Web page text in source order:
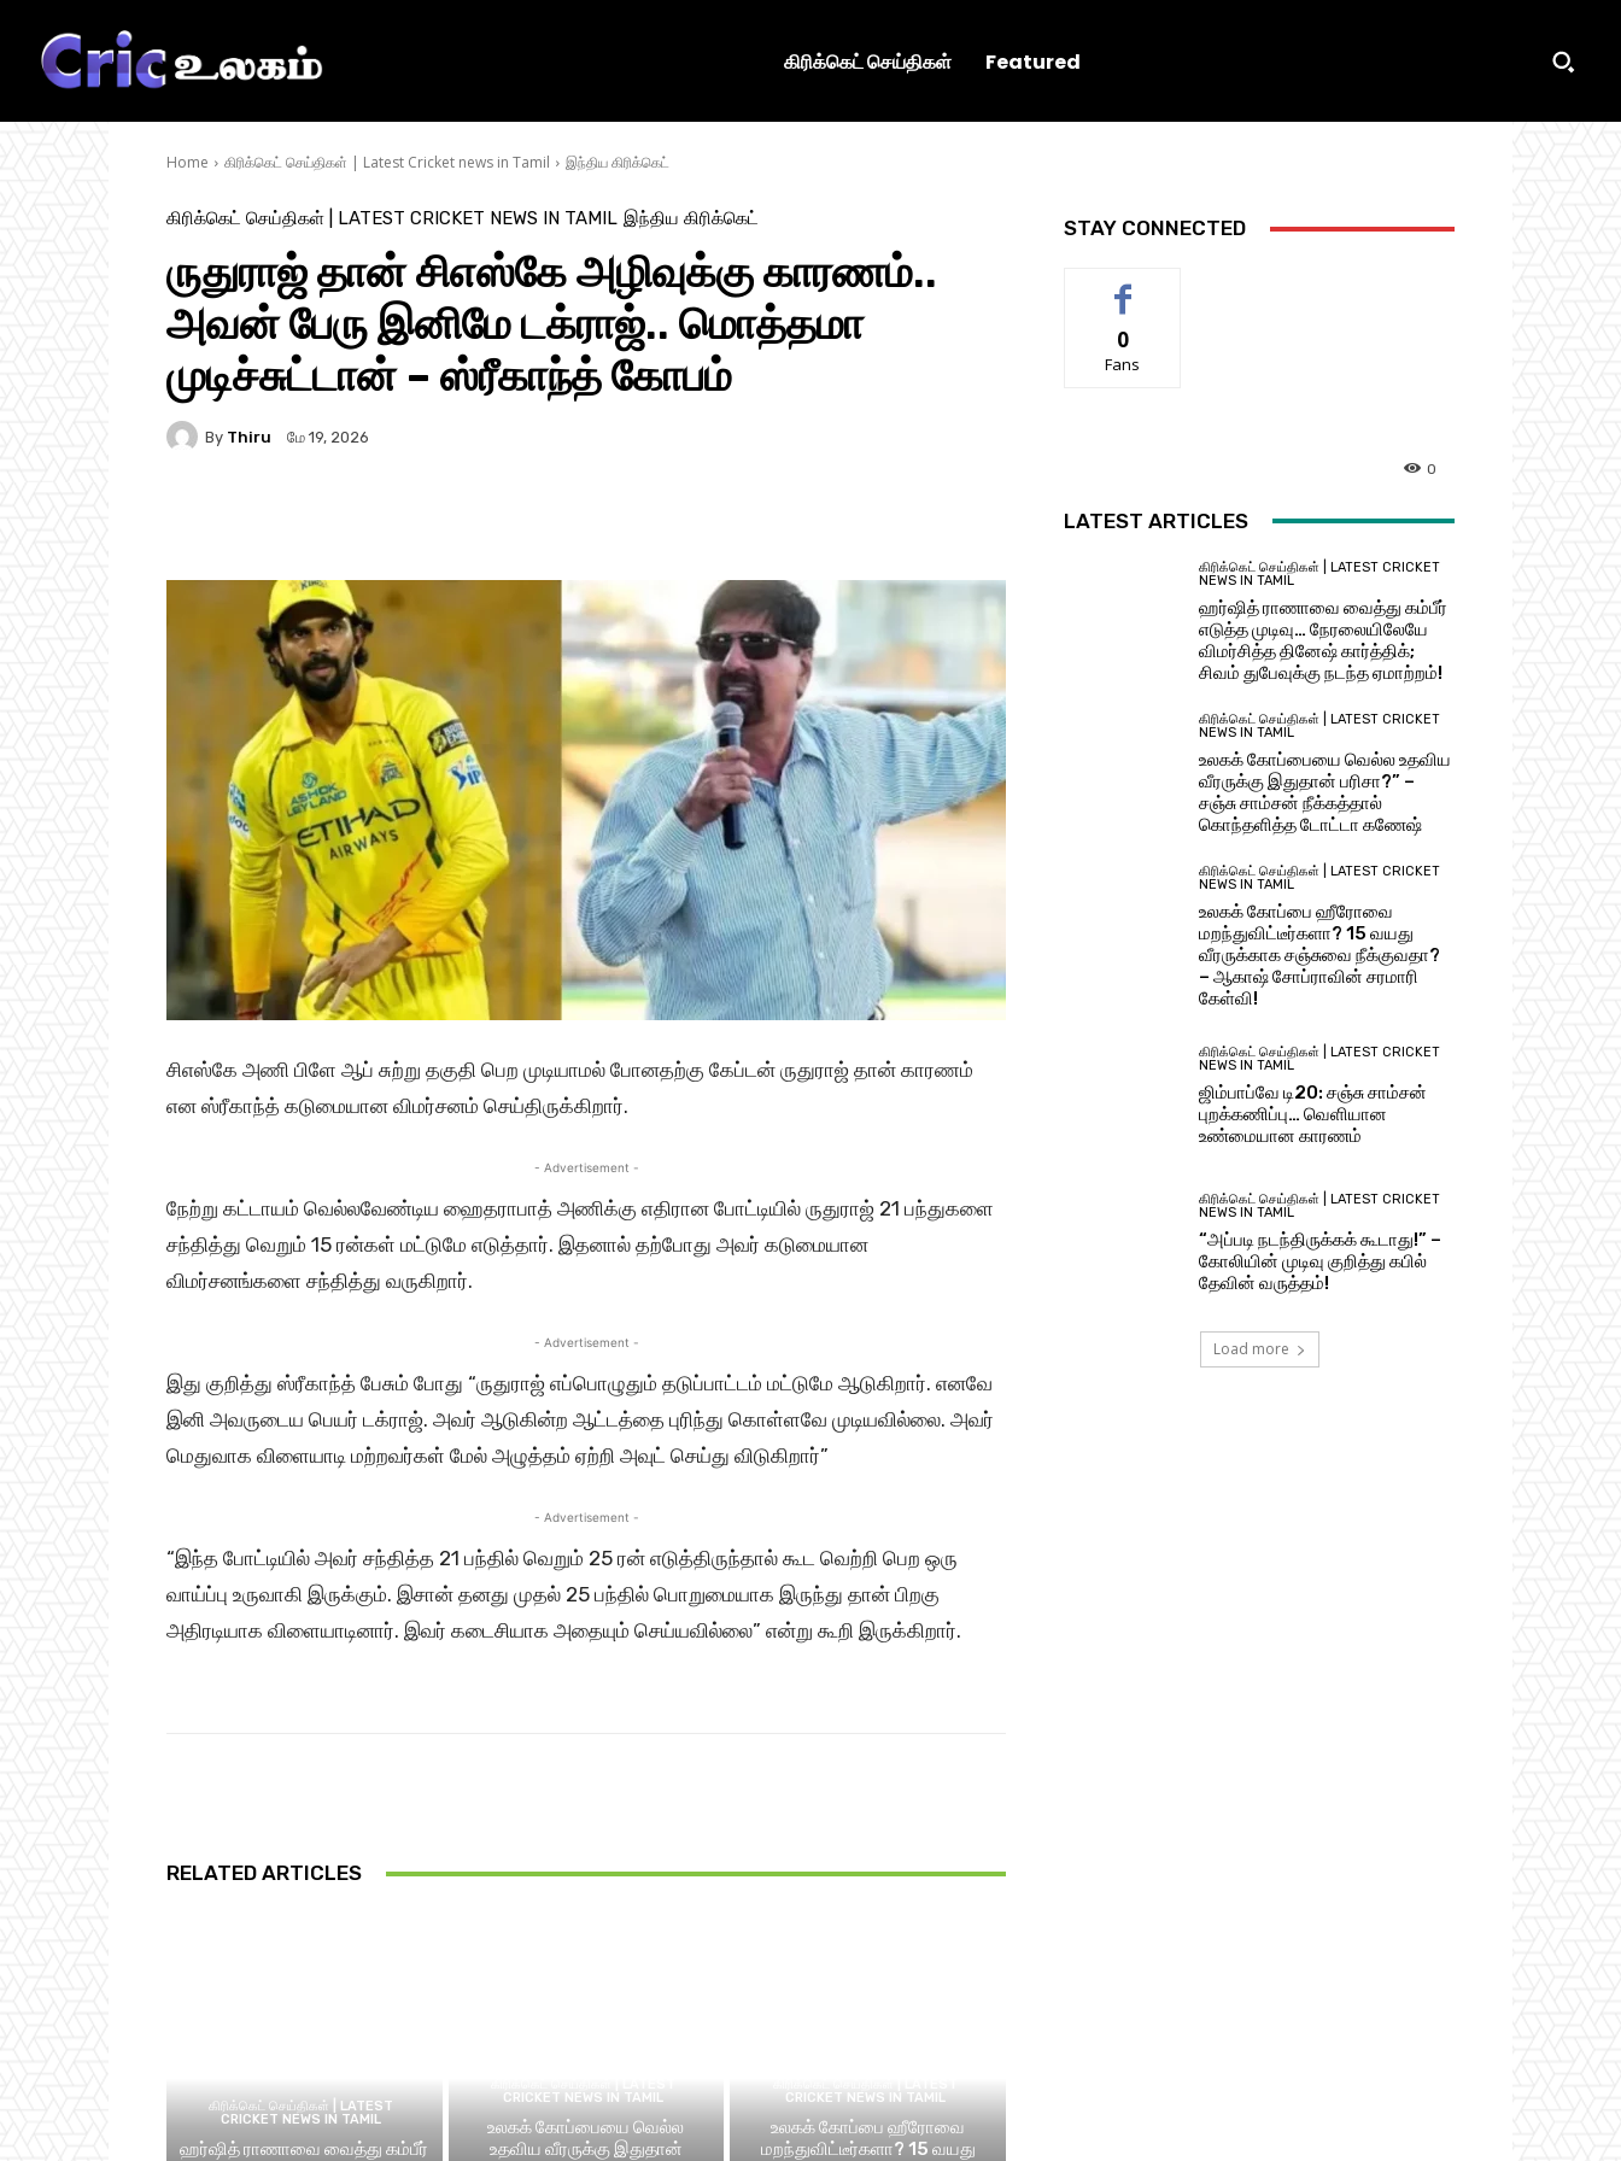
கிரிக்கெட் செய்திகள் Featured
Home கிரிக்கெட் செய்திகள் | Latest Cricket news in Tamil இந்திய கிரிக்கெட்
கிரிக்கெட் செய்திகள் | LATEST CRICKET NEWS IN TAMIL இந்திய கிரிக்கெட்
ருதுராஜ் தான் சிஎஸ்கே அழிவுக்கு காரணம்..
அவன் பேரு இனிமே டக்ராஜ்.. மொத்தமா
முடிச்சுட்டான் – ஸ்ரீகாந்த் கோபம்
By Thiru மே 19, 2026
சிஎஸ்கே அணி பிளே ஆப் சுற்று தகுதி பெற முடியாமல் போனதற்கு கேப்டன் ருதுராஜ் தான் காரணம்
என ஸ்ரீகாந்த் கடுமையான விமர்சனம் செய்திருக்கிறார்.
- Advertisement -
நேற்று கட்டாயம் வெல்லவேண்டிய ஹைதராபாத் அணிக்கு எதிரான போட்டியில் ருதுராஜ் 21 பந்துகளை
சந்தித்து வெறும் 15 ரன்கள் மட்டுமே எடுத்தார். இதனால் தற்போது அவர் கடுமையான
விமர்சனங்களை சந்தித்து வருகிறார்.
- Advertisement -
இது குறித்து ஸ்ரீகாந்த் பேசும் போது “ருதுராஜ் எப்பொழுதும் தடுப்பாட்டம் மட்டுமே ஆடுகிறார். எனவே
இனி அவருடைய பெயர் டக்ராஜ். அவர் ஆடுகின்ற ஆட்டத்தை புரிந்து கொள்ளவே முடியவில்லை. அவர்
மெதுவாக விளையாடி மற்றவர்கள் மேல் அழுத்தம் ஏற்றி அவுட் செய்து விடுகிறார்”
- Advertisement -
“இந்த போட்டியில் அவர் சந்தித்த 21 பந்தில் வெறும் 25 ரன் எடுத்திருந்தால் கூட வெற்றி பெற ஒரு
வாய்ப்பு உருவாகி இருக்கும். இசான் தனது முதல் 25 பந்தில் பொறுமையாக இருந்து தான் பிறகு
அதிரடியாக விளையாடினார். இவர் கடைசியாக அதையும் செய்யவில்லை” என்று கூறி இருக்கிறார்.
RELATED ARTICLES
கிரிக்கெட் செய்திகள் | LATEST
CRICKET NEWS IN TAMIL
ஹர்ஷித் ராணாவை வைத்து கம்பீர்
CRICKET NEWS IN TAMIL
உலகக் கோப்பையை வெல்ல
உதவிய வீரருக்கு இதுதான்
CRICKET NEWS IN TAMIL
உலகக் கோப்பை ஹீரோவை
மறந்துவிட்டீர்களா? 15 வயது
STAY CONNECTED
0
Fans
0
LATEST ARTICLES
கிரிக்கெட் செய்திகள் | LATEST CRICKET
NEWS IN TAMIL
ஹர்ஷித் ராணாவை வைத்து கம்பீர்
எடுத்த முடிவு… நேரலையிலேயே
விமர்சித்த தினேஷ் கார்த்திக்;
சிவம் துபேவுக்கு நடந்த ஏமாற்றம்!
கிரிக்கெட் செய்திகள் | LATEST CRICKET
NEWS IN TAMIL
உலகக் கோப்பையை வெல்ல உதவிய
வீரருக்கு இதுதான் பரிசா?” –
சஞ்சு சாம்சன் நீக்கத்தால்
கொந்தளித்த டோட்டா கணேஷ்
கிரிக்கெட் செய்திகள் | LATEST CRICKET
NEWS IN TAMIL
உலகக் கோப்பை ஹீரோவை
மறந்துவிட்டீர்களா? 15 வயது
வீரருக்காக சஞ்சுவை நீக்குவதா?
– ஆகாஷ் சோப்ராவின் சரமாரி
கேள்வி!
கிரிக்கெட் செய்திகள் | LATEST CRICKET
NEWS IN TAMIL
ஜிம்பாப்வே டி20: சஞ்சு சாம்சன்
புறக்கணிப்பு… வெளியான
உண்மையான காரணம்
கிரிக்கெட் செய்திகள் | LATEST CRICKET
NEWS IN TAMIL
“அப்படி நடந்திருக்கக் கூடாது!” –
கோலியின் முடிவு குறித்து கபில்
தேவின் வருத்தம்!
Load more